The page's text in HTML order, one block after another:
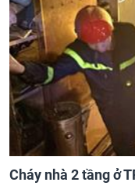
Cháy nhà 2 tầng ở